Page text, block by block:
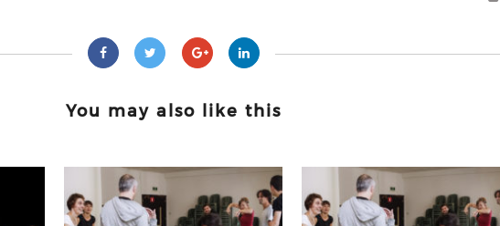
You may also like this